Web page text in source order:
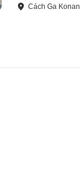
CáchGa Konan